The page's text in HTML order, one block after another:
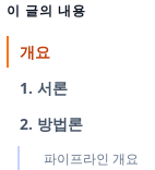
이 글의 내용
개요
1. 서론
2. 방법론
파이프라인 개요